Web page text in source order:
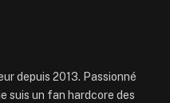
depuis 2013. Passionné
suis un fan hardcore des